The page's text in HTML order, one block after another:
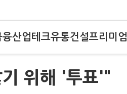
융산업테크유통건설프리미엄
기 위해 '투표'"